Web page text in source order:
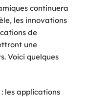
continuera
les innovations
de
une
Voici quelques
: les applications